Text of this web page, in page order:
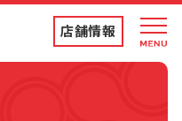
店舗情報